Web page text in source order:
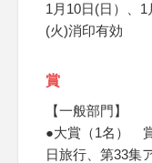
1月10日(日）、
(火)消印有効
賞
【一般部門】
●大賞（1名）
日旅行、第33集